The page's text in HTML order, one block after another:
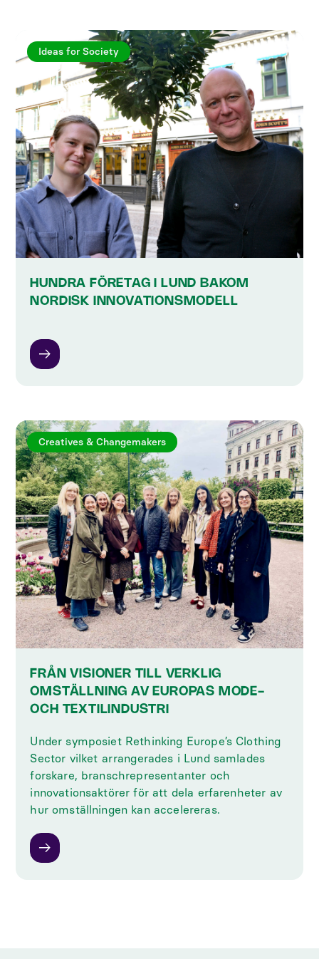
Ideas for Society
HUNDRA FÖRETAG I LUND BAKOM
NORDISK INNOVATIONSMODELL
Creatives & Changemakers
FRÅN VISIONER TILL VERKLIG
OMSTÄLLNING AV EUROPAS MODE-
OCH TEXTILINDUSTRI
Under symposiet Rethinking Europe’s Clothing
Sector vilket arrangerades i Lund samlades
forskare, branschrepresentanter och
innovationsaktörer för att dela erfarenheter av
hur omställningen kan accelereras.